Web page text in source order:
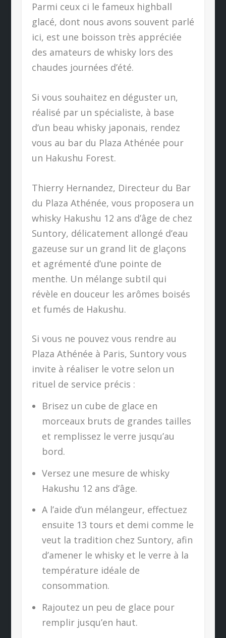
Parmi ceux ci le fameux highball
glacé, dont nous avons souvent parlé
ici, est une boisson très appréciée
des amateurs de whisky lors des
chaudes journées d’été.
Si vous souhaitez en déguster un,
réalisé par un spécialiste, à base
d’un beau whisky japonais, rendez
vous au bar du Plaza Athénée pour
un Hakushu Forest.
Thierry Hernandez, Directeur du Bar
du Plaza Athénée, vous proposera un
whisky Hakushu 12 ans d’âge de chez
Suntory, délicatement allongé d’eau
gazeuse sur un grand lit de glaçons
et agrémenté d’une pointe de
menthe. Un mélange subtil qui
révèle en douceur les arômes boisés
et fumés de Hakushu.
Si vous ne pouvez vous rendre au
Plaza Athénée à Paris, Suntory vous
invite à réaliser le votre selon un
rituel de service précis :
Brisez un cube de glace en
morceaux bruts de grandes tailles
et remplissez le verre jusqu’au
bord.
Versez une mesure de whisky
Hakushu 12 ans d’âge.
A l’aide d’un mélangeur, effectuez
ensuite 13 tours et demi comme le
veut la tradition chez Suntory, afin
d’amener le whisky et le verre à la
température idéale de
consommation.
Rajoutez un peu de glace pour
remplir jusqu’en haut.